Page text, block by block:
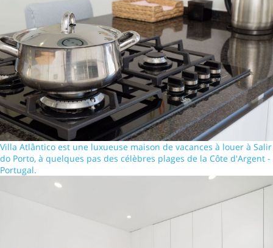
Villa Atlântico est une luxueuse maison de vacances à louer à Salir
do Porto, à quelques pas des célèbres plages de la Côte d'Argent -
Portugal.